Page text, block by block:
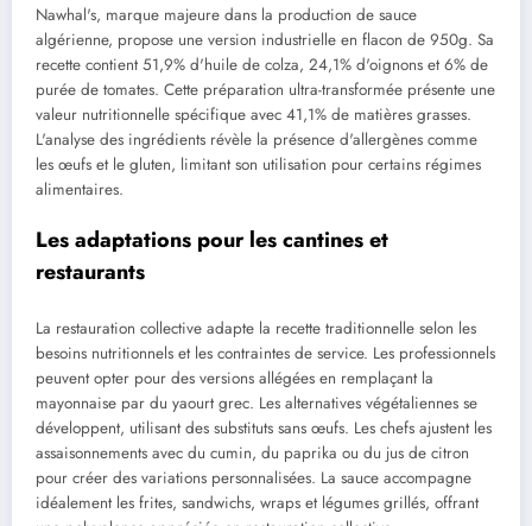
Nawhal's, marque majeure dans la production de sauce
algérienne, propose une version industrielle en flacon de 950g. Sa
recette contient 51,9% d'huile de colza, 24,1% d'oignons et 6% de
purée de tomates. Cette préparation ultra-transformée présente une
valeur nutritionnelle spécifique avec 41,1% de matières grasses.
L'analyse des ingrédients révèle la présence d'allergènes comme
les œufs et le gluten, limitant son utilisation pour certains régimes
alimentaires.
Les adaptations pour les cantines et
restaurants
La restauration collective adapte la recette traditionnelle selon les
besoins nutritionnels et les contraintes de service. Les professionnels
peuvent opter pour des versions allégées en remplaçant la
mayonnaise par du yaourt grec. Les alternatives végétaliennes se
développent, utilisant des substituts sans œufs. Les chefs ajustent les
assaisonnements avec du cumin, du paprika ou du jus de citron
pour créer des variations personnalisées. La sauce accompagne
idéalement les frites, sandwichs, wraps et légumes grillés, offrant